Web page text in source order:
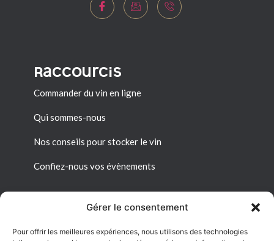
Gérer le consentement
Pour offrir les meilleures expériences, nous utilisons des technologies
Raccourcis
Commander du vin en ligne
Qui sommes-nous
Nos conseils pour stocker le vin
Confiez-nous vos évènements
Liens utiles